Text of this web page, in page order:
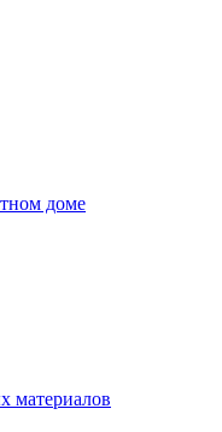
доме
материалов